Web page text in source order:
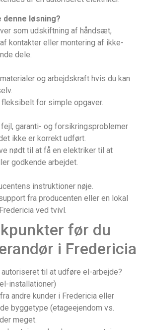
løsning?
som udskiftning af håndsæt,
kontakter eller montering af ikke-
dele.
og arbejdskraft hvis du kan
for simple opgaver.
garanti- og forsikringsproblemer
ikke er korrekt udført.
nødt til at få en elektriker til at
godkende arbejdet.
instruktioner nøje.
fra producenten eller en lokal
ved tvivl.
før du
i Fredericia
autoriseret til at udføre el-arbejde?
installationer)
andre kunder i Fredericia eller
byggetype (etageejendom vs.
meget.